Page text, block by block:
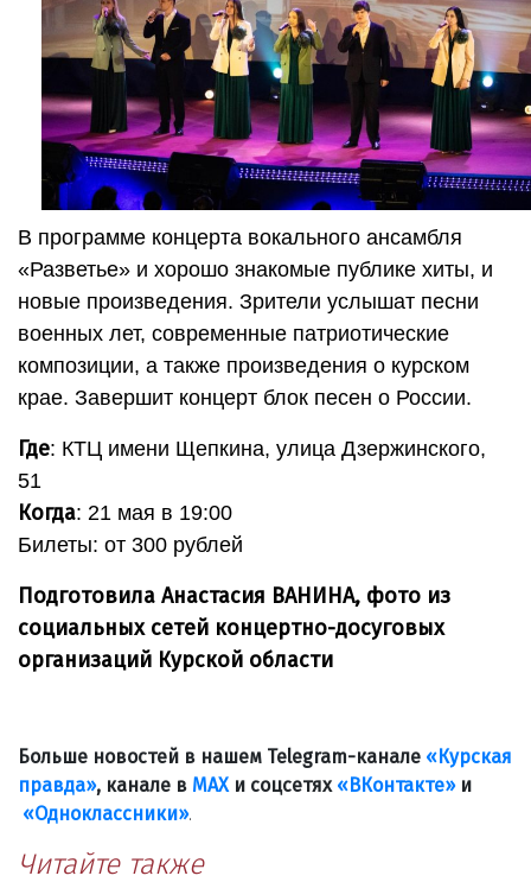
В программе концерта вокального ансамбля
«Разветье» и хорошо знакомые публике хиты, и
новые произведения. Зрители услышат песни
военных лет, современные патриотические
композиции, а также произведения о курском
крае. Завершит концерт блок песен о России.
Где: КТЦ имени Щепкина, улица Дзержинского,
51
Когда: 21 мая в 19:00
Билеты: от 300 рублей
Подготовила Анастасия ВАНИНА, фото из
социальных сетей концертно-досуговых
организаций Курской области
Больше новостей в нашем Telegram-канале «Курская
правда», канале в МАХи соцсетях «ВКонтакте»и
«Одноклассники».
Читайте также